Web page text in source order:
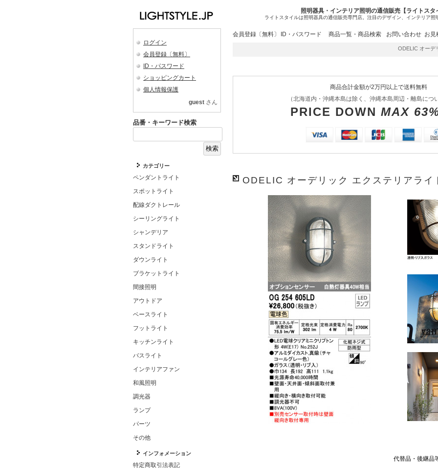
照明器具・インテリア照明の通信販売【ライトスタ
ライトスタイルは照明器具の通信販売専門店。注目のデザイン、インテリア照
ログイン
会員登録〔無料〕
ID・パスワード
ショッピングカート
個人情報保護
guest さん
品番・キーワード検索
カテゴリー
ペンダントライト
スポットライト
配線ダクトレール
シーリングライト
シャンデリア
スタンドライト
ダウンライト
ブラケットライト
間接照明
アウトドア
ベースライト
フットライト
キッチンライト
バスライト
インテリアファン
和風照明
調光器
ランプ
パーツ
その他
インフォメーション
特定商取引法表記
会員登録〔無料〕 ID・パスワード 商品一覧・商品検索 お問い合わせ お見
ODELIC オーデリッ
商品合計金額が2万円以上で送料無料
（北海道内・沖縄本島は除く、沖縄本島周辺・離島につ
PRICE DOWN MAX
ODELIC オーデリック エクステリアラ
代替品・後継品